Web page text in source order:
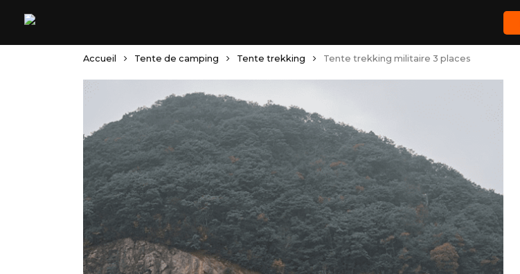
main
Accueil Tente de camping Tente trekking Tente trekking militaire 3 places